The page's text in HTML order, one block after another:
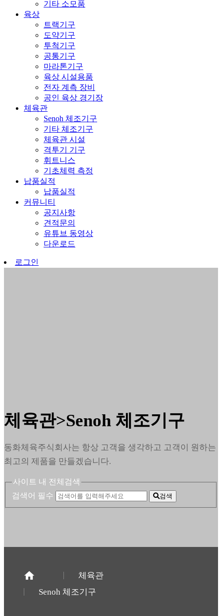
기타 소모품
육상
트랙기구
도약기구
투척기구
공통기구
마라톤기구
육상 시설용품
전자 계측 장비
공인 육상 경기장
체육관
Senoh 체조기구
기타 체조기구
체육관 시설
격투기 기구
휘트니스
기초체력 측정
납품실적
납품실적
커뮤니티
공지사항
견적문의
유튜브 동영상
다운로드
로그인
체육관>Senoh 체조기구
동화체육주식회사는 항상 고객을 생각하고 고객이 원하는
최고의 제품을 만들겠습니다.
사이트 내 전체검색
검색어 필수
검색
체육관
Senoh 체조기구